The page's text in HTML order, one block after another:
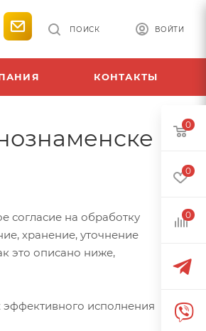
ВОЙТИ
ПОИСК
КОНТАКТЫ
согласие на обработку
хранение, уточнение
это описано ниже,
исполнения
0
0
0